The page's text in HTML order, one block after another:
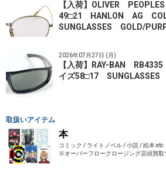
【入荷】OLIVER
49□21 HANLON AG
SUNGLASSES GOLD/
2026年07月27日 (月)
【入荷】RAY-BAN
イズ58□17
取扱いアイテム
本
コミック / ライトノベル / 小説 / 絵本 etc
※オーバーフロークロージング店頭買取